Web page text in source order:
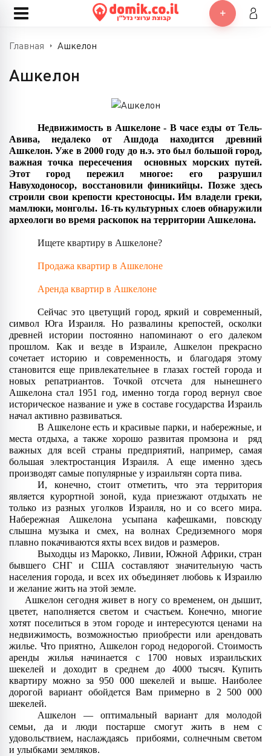
Главная Ашкелон
Ашкелон
Недвижимость в Ашкелоне - В часе езды от Тель-
Авива, недалеко от Ашдода находится древний
Ашкелон. Уже в 2000 году до н.э. это был большой город,
важная точка пересечения  основных морских путей.
Этот город пережил многое: его разрушил
Навуходоносор, восстановили финикийцы. Позже здесь
строили свои крепости крестоносцы. Им владели греки,
мамлюки, монголы. 16-ть культурных слоев обнаружили
археологи во время раскопок на территории Ашкелона.
Ищете квартиру в Ашкелоне?
Продажа квартир в Ашкелоне
Аренда квартир в Ашкелоне
Сейчас это цветущий город, яркий и современный,
символ Юга Израиля. Но развалины крепостей, осколки
древней истории постоянно напоминают о его далеком
прошлом. Как и везде в Израиле, Ашкелон прекрасно
сочетает историю и современность, и благодаря этому
становится еще привлекательнее в глазах гостей города и
новых репатриантов. Точкой отсчета для нынешнего
Ашкелона стал 1951 год, именно тогда город вернул свое
историческое название и уже в составе государства Израиль
начал активно развиваться.
В Ашкелоне есть и красивые парки, и набережные, и
места отдыха, а также хорошо развитая промзона и  ряд
важных для всей страны предприятий, например, самая
большая электростанция Израиля. А еще именно здесь
производят самые популярные у израильтян сорта пива.
И, конечно, стоит отметить, что эта территория
является курортной зоной, куда приезжают отдыхать не
только из разных уголков Израиля, но и со всего мира.
Набережная Ашкелона усыпана кафешками, повсюду
слышна музыка и смех, на волнах Средиземного моря
плавно покачиваются яхты всех видов и размеров.
Выходцы из Марокко, Ливии, Южной Африки, стран
бывшего СНГ и США составляют значительную часть
населения города, и всех их объединяет любовь к Израилю
и желание жить на этой земле.
Ашкелон сегодня живет в ногу со временем, он дышит,
цветет, наполняется светом и счастьем. Конечно, многие
хотят поселиться в этом городе и интересуются ценами на
недвижимость, возможностью приобрести или арендовать
жилье. Что приятно, Ашкелон город недорогой. Стоимость
аренды жилья начинается с 1700 новых израильских
шекелей и доходит в среднем до 4000 тысяч. Купить
квартиру можно за 950 000 шекелей и выше. Наиболее
дорогой вариант обойдется Вам примерно в 2 500 000
шекелей.
Ашкелон — оптимальный вариант для молодой
семьи, да и люди постарше смогут жить в нем с
удовольствием, наслаждаясь  прибоями, солнечным светом
и улыбками земляков.